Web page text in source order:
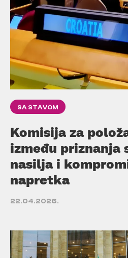
SA STAVOM
Komisija za
između
nasilja i
napretka
22.04.2026.